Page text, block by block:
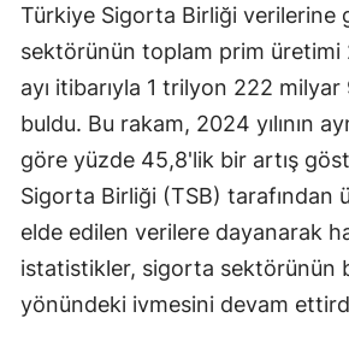
Türkiye Sigorta Birliği verilerine
sektörünün toplam prim üretimi
ayı itibarıyla 1 trilyon 222 milyar
buldu. Bu rakam, 2024 yılının
göre yüzde 45,8'lik bir artış
Sigorta Birliği (TSB) tarafından
elde edilen verilere dayanarak
istatistikler, sigorta sektörünün
yönündeki ivmesini devam